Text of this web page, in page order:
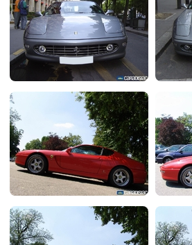
Moto
Marques